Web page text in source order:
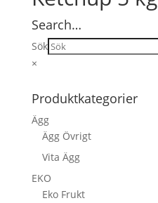
Search…
Sök
×
Produktkategorier
Ägg
Ägg Övrigt
Vita Ägg
EKO
Eko Frukt